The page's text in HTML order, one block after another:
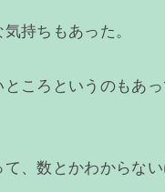
持ちもあった。
ころというのもあ
、数とかわからな